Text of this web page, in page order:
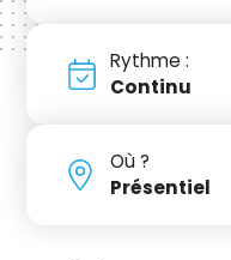
Rythme :
Continu
Où ?
Présentiel